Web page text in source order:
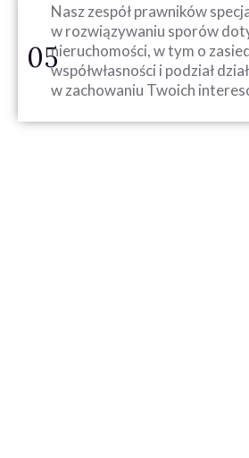
05
Nasz zespół prawników
w rozwiązywaniu sporów
nieruchomości, w tym o
współwłasności i podział
w zachowaniu Twoich